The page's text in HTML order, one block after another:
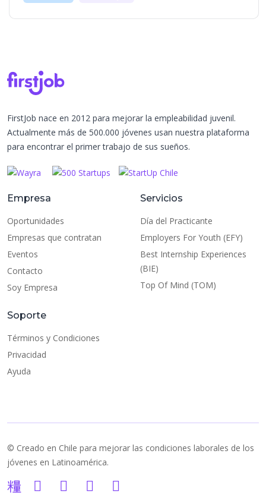
FirstJob nace en 2012 para mejorar la empleabilidad juvenil.
Actualmente más de 500.000 jóvenes usan nuestra plataforma
para encontrar el primer trabajo de sus sueños.
Empresa
Oportunidades
Empresas que contratan
Eventos
Contacto
Soy Empresa
Servicios
Día del Practicante
Employers For Youth (EFY)
Best Internship Experiences
(BIE)
Top Of Mind (TOM)
Soporte
Términos y Condiciones
Privacidad
Ayuda
© Creado en Chile para mejorar las condiciones laborales de los
jóvenes en Latinoamérica.